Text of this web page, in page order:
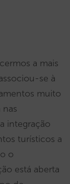
a mais
se à
muito
integração
turísticos a
o
está aberta